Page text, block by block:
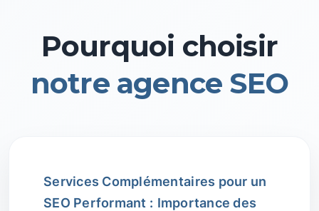
Pourquoi choisir
notre agence SEO
Services Complémentaires pour un
SEO Performant : Importance des